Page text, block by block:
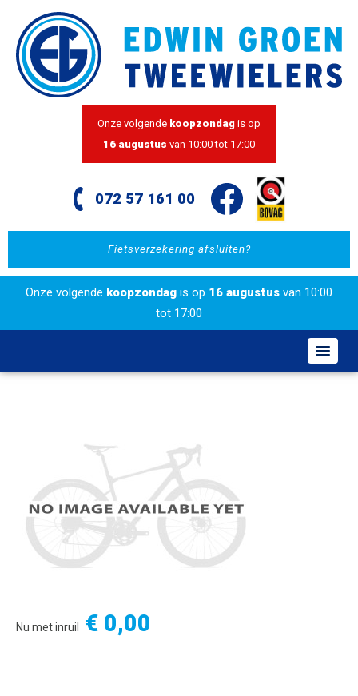
Onze volgende koopzondag is op
16 augustus van 10:00 tot 17:00
Fietsverzekering afsluiten?
072 57 161 00
Onze volgende koopzondag is op 16 augustus van 10:00
tot 17:00
Nu met inruil € 0,00